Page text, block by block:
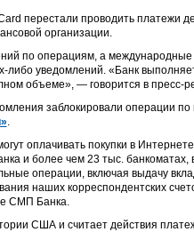
перестали проводить платежи
организации.
по операциям, а
либо уведомлений. «Банк
объеме», — говорится в пресс-
заблокировали операции
.
оплачивать покупки в
и более чем 23 тыс.
операции, включая выдачу
наших корреспондентских
СМП Банка.
США и считает действия